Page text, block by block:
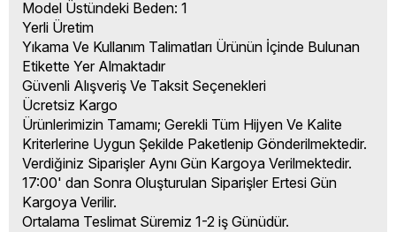
Model Üstündeki Beden: 1
Yerli Üretim
Yıkama Ve Kullanım Talimatları Ürünün İçinde Bulunan
Etikette Yer Almaktadır
Güvenli Alışveriş Ve Taksit Seçenekleri
Ücretsiz Kargo
Ürünlerimizin Tamamı; Gerekli Tüm Hijyen Ve Kalite
Kriterlerine Uygun Şekilde Paketlenip Gönderilmektedir.
Verdiğiniz Siparişler Aynı Gün Kargoya Verilmektedir.
17:00' dan Sonra Oluşturulan Siparişler Ertesi Gün
Kargoya Verilir.
Ortalama Teslimat Süremiz 1-2 iş Günüdür.